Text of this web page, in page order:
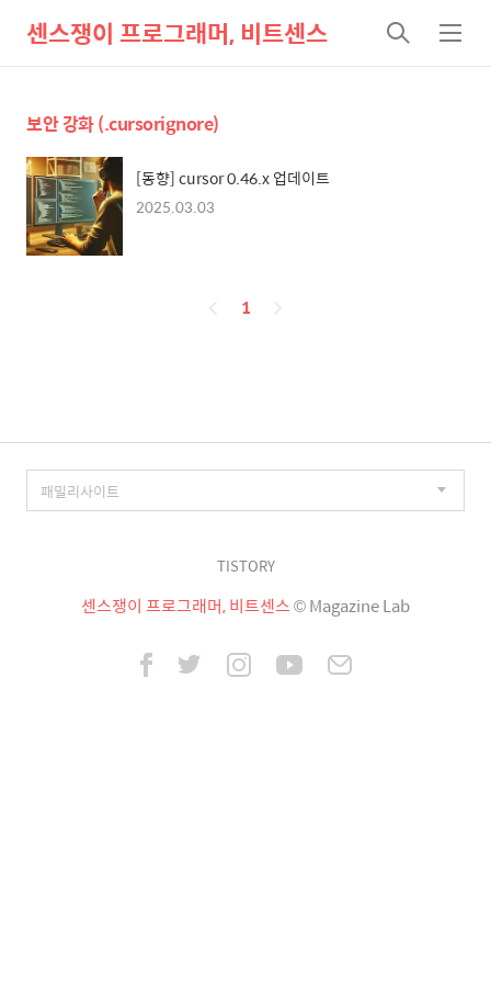
센스쟁이 프로그래머, 비트센스
검
색
메
뉴
보안 강화 (.cursorignore)
[동향] cursor 0.46.x 업데이트
2025.03.03
페
1
TISTORY
센스쟁이 프로그래머, 비트센스© Magazine Lab